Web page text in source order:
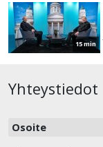
15 min
Yhteystiedot
Osoite